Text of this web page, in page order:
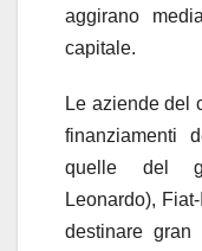
aggirano
capitale.
Le aziende del
finanziamenti
quelle del
Leonardo),
destinare gran